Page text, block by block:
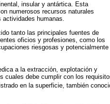
insular y antártica. Esta
numerosos recursos naturales
actividades humanas.
tanto las principales fuentes de
oficios y profesiones, como los
riesgosas y potencialmente
a la extracción, explotación y
cuales debe cumplir con los
en la superficie, también